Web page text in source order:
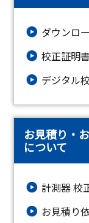
ダウンロ
校正証明
デジタル
お見積り・
について
計測器 校
お見積り